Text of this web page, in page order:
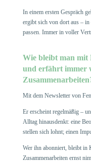
In einem ersten Gespräch
ergibt sich von dort aus –
passen. Immer in voller
Wie bleibt man
und erfährt immer
Mit dem Newsletter von
Er erscheint regelmäßig –
Alltag hinausdenkt: eine
stellen sich lohnt; einen
Wer ihn abonniert, bleibt in
Zusammenarbeiten ernst